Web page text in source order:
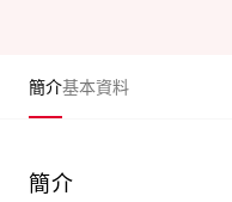
簡介基本資料
簡介